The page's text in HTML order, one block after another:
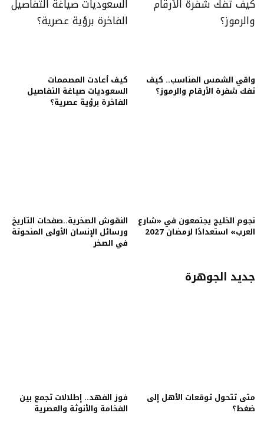
واقي الشمس المناسب.. كيف
تفك شفرة الأرقام والرموز؟
كيف أعادت المصممات
السعوديات صياغة التفاصيل
الفاخرة برؤية عصرية؟
نجوم الخليج يجتمعون في «شارع
العرب» استعدادًا لرمضان 2027
النقوش الصخرية..صفحات التاريخ
ورسائل الإنسان الأولى المنحوتة
في الصخر
جديد الجوهرة
متى تتحول توقعات الأهل إلى
ضغط؟
فوز الفهد.. إطلالات تجمع بين
الفخامة والأنوثة والعصرية